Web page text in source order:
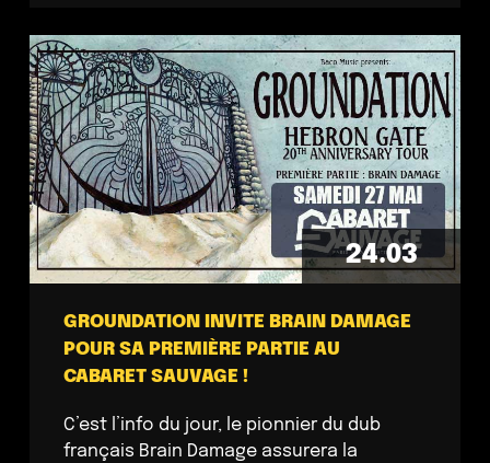
24.03
GROUNDATION INVITE BRAIN DAMAGE
POUR SA PREMIÈRE PARTIE AU
CABARET SAUVAGE !
C’est l’info du jour, le pionnier du dub
français Brain Damage assurera la